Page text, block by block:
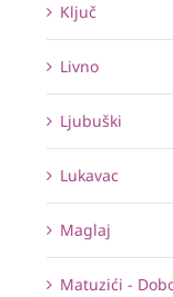
Ključ
Livno
Ljubuški
Lukavac
Maglaj
Matuzići -